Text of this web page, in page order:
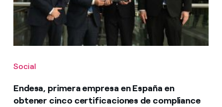
Social
Endesa, primera empresa en España en
obtener cinco certificaciones de compliance